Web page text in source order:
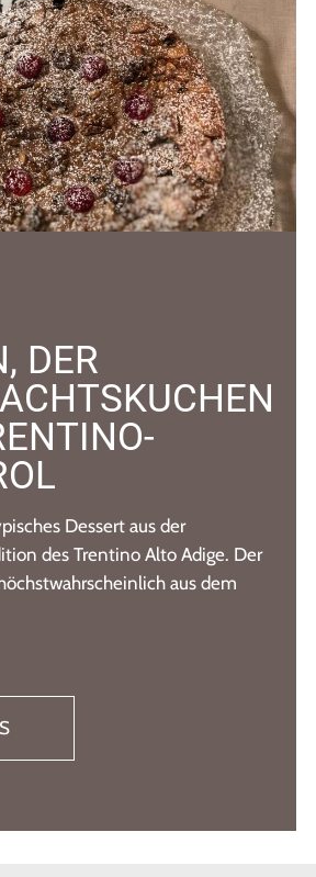
DER
Dessert aus der
des Trentino Alto Adige. Der
aus dem